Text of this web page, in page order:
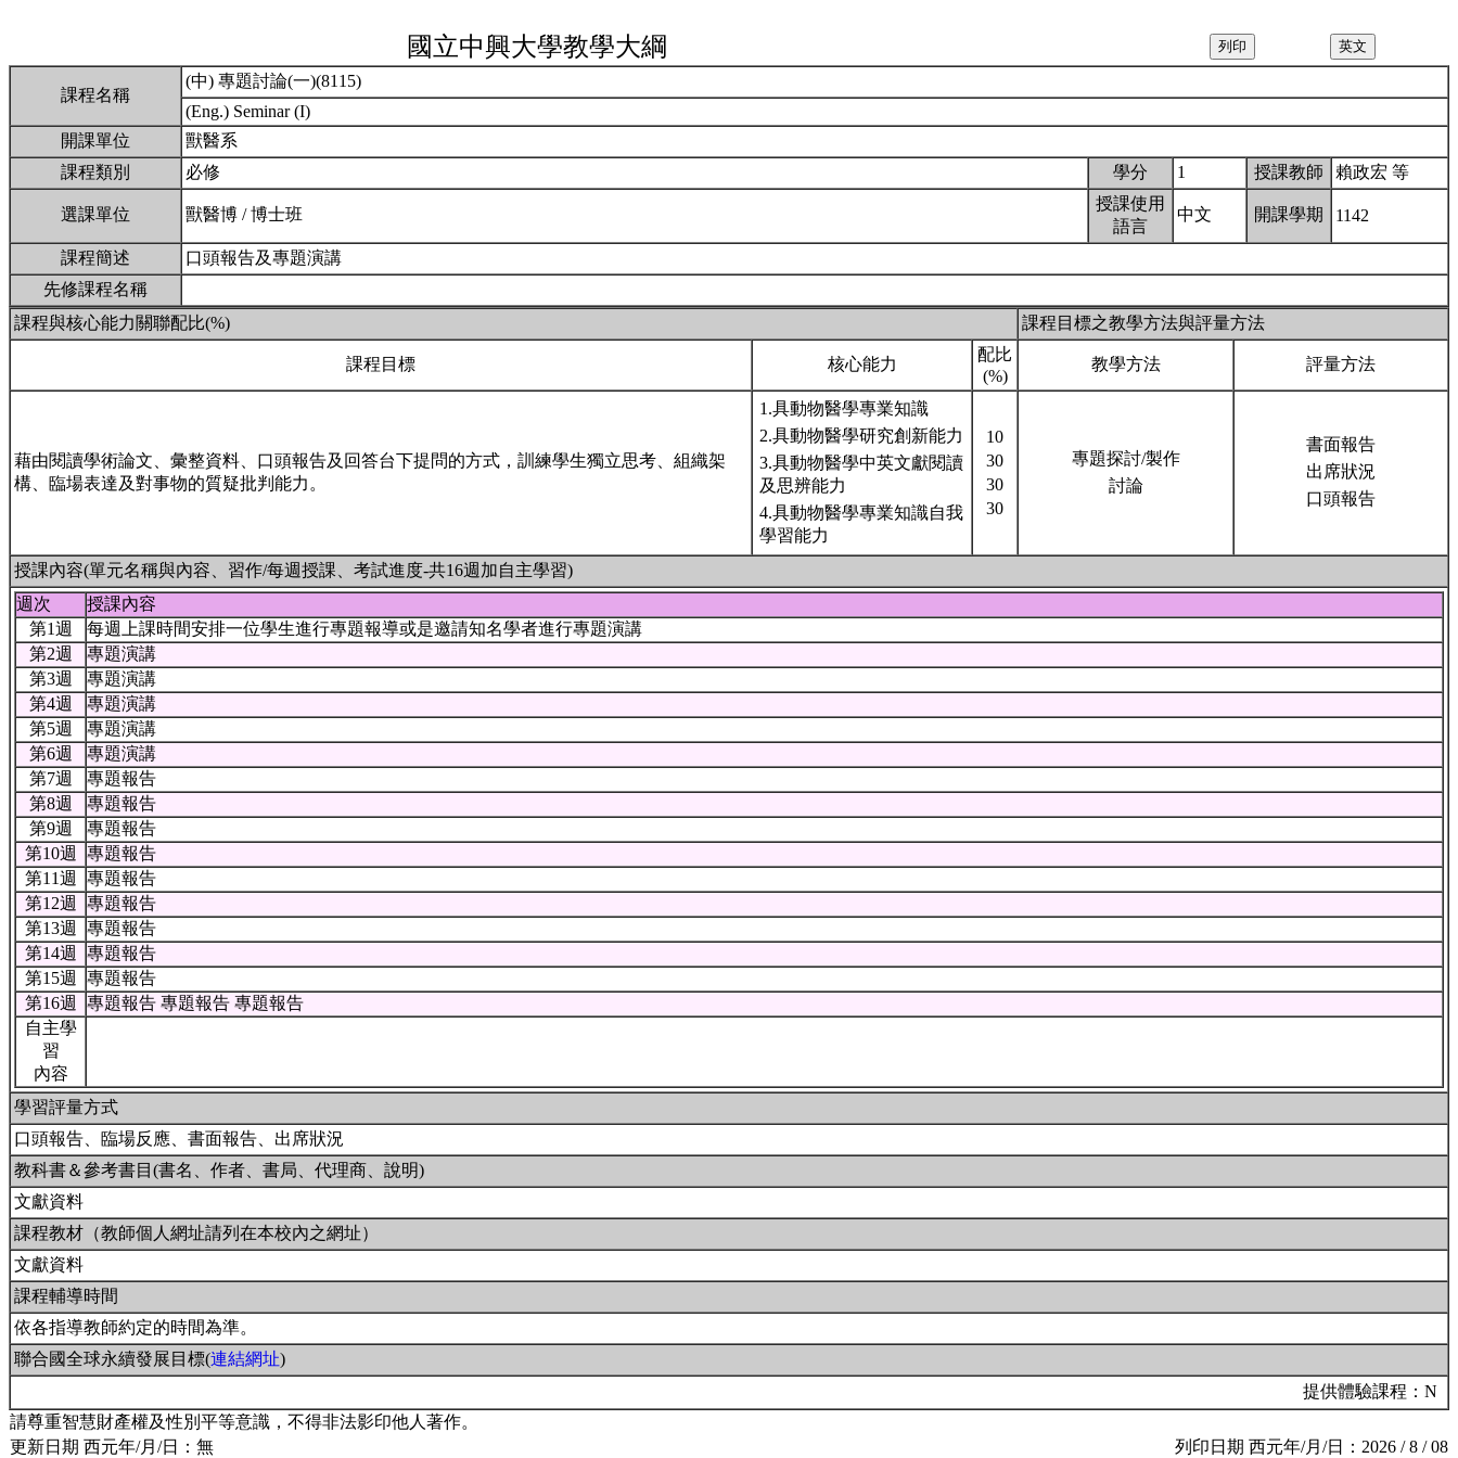
國立中興大學教學大綱
課程名稱
(中) 專題討論(一)(8115)
(Eng.) Seminar (I)
開課單位
獸醫系
課程類別
必修 學分 1 授課教師 賴政宏 等
選課單位 獸醫博 / 博士班
授課使用
語言
中文 開課學期 1142
課程簡述
口頭報告及專題演講
先修課程名稱
課程與核心能力關聯配比(%)
課程目標之教學方法與評量方法
課程目標 核心能力
配比
(%)
教學方法 評量方法
藉由閱讀學術論文、彙整資料、口頭報告及回答台下提問的方式，訓練學生獨立思考、組織架
構、臨場表達及對事物的質疑批判能力。
1.具動物醫學專業知識
2.具動物醫學研究創新能力
3.具動物醫學中英文獻閱讀
及思辨能力
4.具動物醫學專業知識自我
學習能力
10
30
30
30
專題探討/製作
討論
書面報告
出席狀況
口頭報告
授課內容(單元名稱與內容、習作/每週授課、考試進度-共16週加自主學習)
週次
授課內容
第1週
每週上課時間安排一位學生進行專題報導或是邀請知名學者進行專題演講
第2週
專題演講
第3週
專題演講
第4週
專題演講
第5週
專題演講
第6週
專題演講
第7週
專題報告
第8週
專題報告
第9週
專題報告
第10週
專題報告
第11週
專題報告
第12週
專題報告
第13週
專題報告
第14週
專題報告
第15週
專題報告
第16週
專題報告 專題報告 專題報告
自主學
習
內容
學習評量方式
口頭報告、臨場反應、書面報告、出席狀況
教科書＆參考書目(書名、作者、書局、代理商、說明)
文獻資料
課程教材（教師個人網址請列在本校內之網址）
文獻資料
課程輔導時間
依各指導教師約定的時間為準。
聯合國全球永續發展目標(連結網址)
提供體驗課程：N
請尊重智慧財產權及性別平等意識，不得非法影印他人著作。
更新日期 西元年/月/日：無
列印日期 西元年/月/日：2026 / 8 / 08